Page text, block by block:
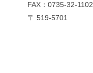
FAX：0735-32-1102
〒 519-5701